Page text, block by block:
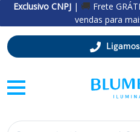
Exclusivo CNPJ | 🚚 Frete
vendas para